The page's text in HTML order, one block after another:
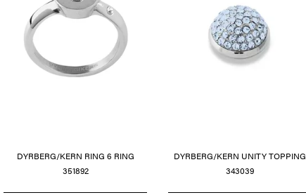
DYRBERG/KERN RING 6 RING
351892
DYRBERG/KERN UNITY TOPPING
343039